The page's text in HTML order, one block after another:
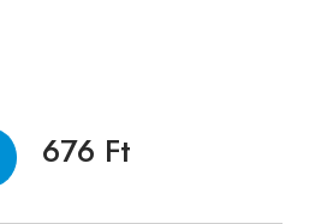
676 Ft